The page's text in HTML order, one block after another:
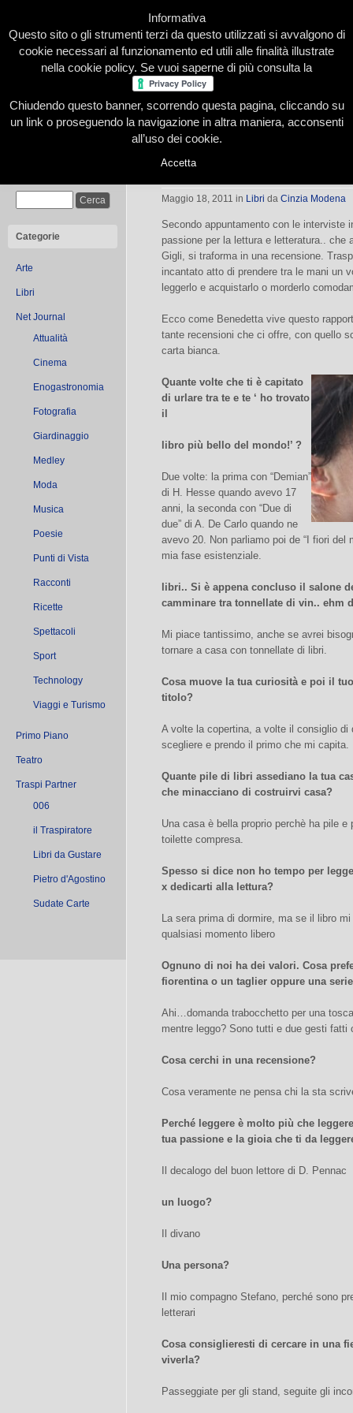
Home Presentazione Redazione Le nostre firme
Categorie
Arte
Libri
Net Journal
Attualità
Cinema
Enogastronomia
Fotografia
Giardinaggio
Medley
Moda
Musica
Poesie
Punti di Vista
Racconti
Ricette
Spettacoli
Sport
Technology
Viaggi e Turismo
Primo Piano
Teatro
Traspi Partner
006
il Traspiratore
Libri da Gustare
Pietro d'Agostino
Sudate Carte
Il mondo del libro secondo
Maggio 18, 2011 in Libri da Cinzia Modena
Secondo appuntamento con le interviste
passione per la lettura e letteratura.. che
Gigli, si traforma in una recensione.
incantato atto di prendere tra le mani un
leggerlo e acquistarlo o morderlo
Ecco come Benedetta vive questo
tante recensioni che ci offre, con quello
carta bianca.
Quante volte che ti è capitato
di urlare tra te e te ‘ ho trovato
il
libro più bello del mondo!’ ?
Due volte: la prima con “Demian”
di H. Hesse quando avevo 17
anni, la seconda con “Due di
due” di A. De Carlo quando ne
avevo 20. Non parliamo poi de “I fiori del
mia fase esistenziale.
libri.. Si è appena concluso il salone
camminare tra tonnellate di vin.. ehm
Mi piace tantissimo, anche se avrei
tornare a casa con tonnellate di libri.
Cosa muove la tua curiosità e poi il
titolo?
A volte la copertina, a volte il consiglio
scegliere e prendo il primo che mi capita.
Quante pile di libri assediano la tua
che minacciano di costruirvi casa?
Una casa è bella proprio perchè ha pile
toilette compresa.
Spesso si dice non ho tempo per
x dedicarti alla lettura?
La sera prima di dormire, ma se il libro
qualsiasi momento libero
Ognuno di noi ha dei valori. Cosa
fiorentina o un taglier oppure una
Ahi…domanda trabocchetto per una
mentre leggo? Sono tutti e due gesti fatti
Cosa cerchi in una recensione?
Cosa veramente ne pensa chi la sta
Perché leggere è molto più che
tua passione e la gioia che ti da
Il decalogo del buon lettore di D. Pennac
un luogo?
Il divano
Una persona?
Il mio compagno Stefano, perché sono
letterari
Cosa consiglieresti di cercare in una
viverla?
Passeggiate per gli stand, seguite gli
Informativa
Questo sito o gli strumenti terzi da questo utilizzati si avvalgono di
cookie necessari al funzionamento ed utili alle finalità illustrate
nella cookie policy. Se vuoi saperne di più consulta la
Chiudendo questo banner, scorrendo questa pagina, cliccando su
un link o proseguendo la navigazione in altra maniera, acconsenti
all’uso dei cookie.
Accetta